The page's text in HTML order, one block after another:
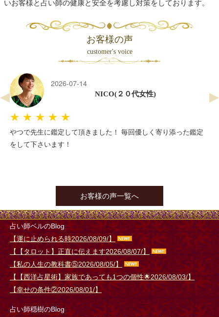
お客様の声
customer's voice
2026-07-14
NICO(２０代女性)
★★★★★
やつで先生に鑑定して頂きました！ 毎回優しく寄り添った鑑定
をして下さいます！
お客様の声一覧へ